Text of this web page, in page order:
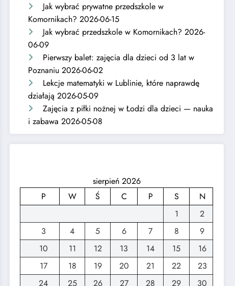
Jak wybrać prywatne przedszkole w
Komornikach? 2026-06-15
Jak wybrać przedszkole w Komornikach? 2026-
06-09
Pierwszy balet: zajęcia dla dzieci od 3 lat w
Poznaniu 2026-06-02
Lekcje matematyki w Lublinie, które naprawdę
działają 2026-05-09
Zajęcia z piłki nożnej w Łodzi dla dzieci — nauka
i zabawa 2026-05-08
sierpień 2026
P
W Ś C P S
N
1
2
3
4 5 6 7 8
9
10
11 12 13 14 15
16
17
18 19 20 21 22
23
24
25 26 27 28 29
30